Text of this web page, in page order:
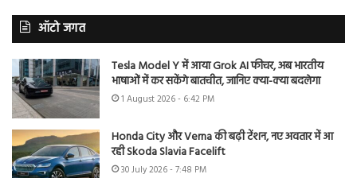
ऑटो जगत
Tesla Model Y में आया Grok AI फीचर, अब भारतीय
भाषाओं में कर सकेंगे बातचीत, जानिए क्या-क्या बदलेगा
1 August 2026 - 6:42 PM
Honda City और Verna की बढ़ी टेंशन, नए अवतार में आ
रही Skoda Slavia Facelift
30 July 2026 - 7:48 PM